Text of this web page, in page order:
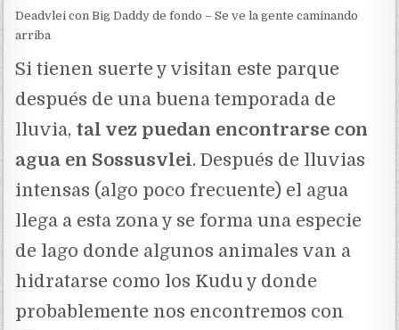
Deadvlei con Big Daddy de fondo – Se ve la gente caminando
arriba
Si tienen suerte y visitan este parque
después de una buena temporada de
lluvia, tal vez puedan encontrarse con
agua en Sossusvlei. Después de lluvias
intensas (algo poco frecuente) el agua
llega a esta zona y se forma una especie
de lago donde algunos animales van a
hidratarse como los Kudu y donde
probablemente nos encontremos con